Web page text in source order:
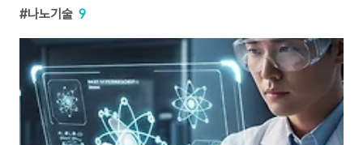
나노기술 9